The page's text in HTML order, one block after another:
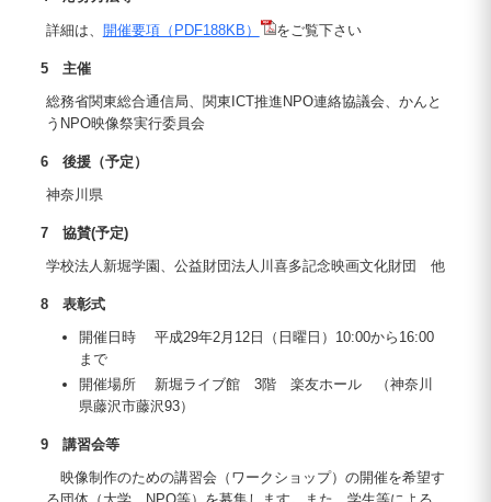
詳細は、 開催要項（PDF188KB） をご覧下さい
5 主催
総務省関東総合通信局、関東ICT推進NPO連絡協議会、かんと
うNPO映像祭実行委員会
6 後援（予定）
神奈川県
7 協賛(予定)
学校法人新堀学園、公益財団法人川喜多記念映画文化財団 他
8 表彰式
開催日時 平成29年2月12日（日曜日）10:00から16:00
まで
開催場所 新堀ライブ館 3階 楽友ホール （神奈川
県藤沢市藤沢93）
9 講習会等
映像制作のための講習会（ワークショップ）の開催を希望す